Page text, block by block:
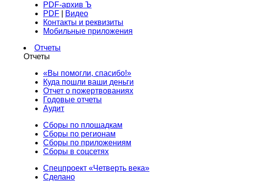
PDF-архив Ъ
PDF
Видео
Контакты и реквизиты
Мобильные приложения
Отчеты
Отчеты
«Вы помогли, спасибо!»
Куда пошли ваши деньги
Отчет о пожертвованиях
Годовые отчеты
Аудит
Сборы по площадкам
Сборы по регионам
Сборы по приложениям
Сборы в соцсетях
Спецпроект «Четверть века»
Сделано